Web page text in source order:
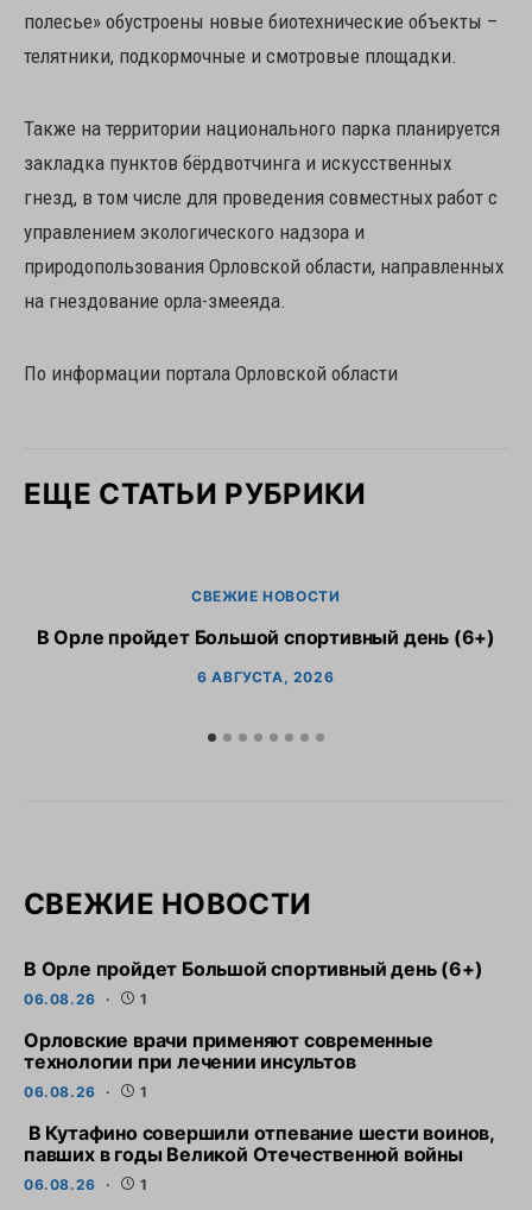
полесье» обустроены новые биотехнические объекты –
телятники, подкормочные и смотровые площадки.
Также на территории национального парка планируется
закладка пунктов бёрдвотчинга и искусственных
гнезд, в том числе для проведения совместных работ с
управлением экологического надзора и
природопользования Орловской области, направленных
на гнездование орла-змееяда.
По информации портала Орловской области
ЕЩЕ СТАТЬИ РУБРИКИ
СВЕЖИЕ НОВОСТИ
В Орле пройдет Большой спортивный день (6+)
6 АВГУСТА, 2026
СВЕЖИЕ НОВОСТИ
В Орле пройдет Большой спортивный день (6+)
06.08.26 1
Орловские врачи применяют современные
технологии при лечении инсультов
06.08.26 1
В Кутафино совершили отпевание шести воинов,
павших в годы Великой Отечественной войны
06.08.26 1